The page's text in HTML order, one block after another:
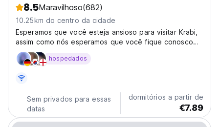
8.5Maravilhoso(682)
10.25km do centro da cidade
Esperamos que você esteja ansioso para visitar Krabi,
assim como nós esperamos que você fique conosco
no Tan Hostel x Cafe!
hospedados
Sem privados para essas
datas
dormitórios a partir de
€7.89